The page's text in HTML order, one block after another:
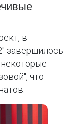
в
завершилось
что